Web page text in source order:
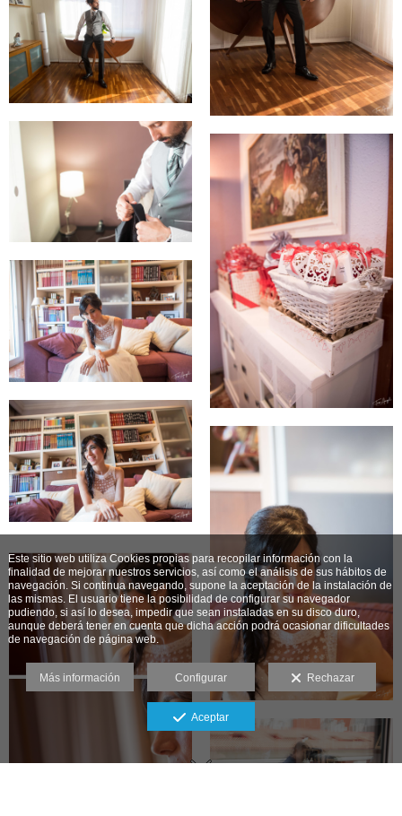
Este sitio web utiliza Cookies propias para recopilar información con la
finalidad de mejorar nuestros servicios, así como el análisis de sus hábitos de
navegación. Si continua navegando, supone la aceptación de la instalación de
las mismas. El usuario tiene la posibilidad de configurar su navegador
pudiendo, si así lo desea, impedir que sean instaladas en su disco duro,
aunque deberá tener en cuenta que dicha acción podrá ocasionar dificultades
de navegación de página web.
Más información Configurar Rechazar
Aceptar